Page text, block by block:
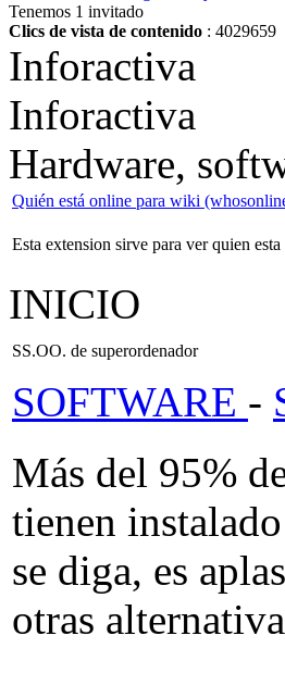
Tenemos 1 invitado
Clics de vista de contenido : 4029659
Inforactiva
Inforactiva
Hardware,
Quién está online para wiki
Esta extension sirve para ver quien
INICIO
SS.OO. de superordenador
SOFTWARE -
Más del 95%
tienen
se diga, es
otras